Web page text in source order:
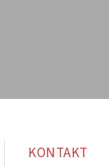
KONTAKT